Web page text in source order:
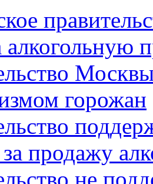
алкогольную
горожан
продажу
не